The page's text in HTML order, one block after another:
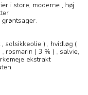
i store, moderne , høj
, solsikkeolie ) , hvidløg (
rosmarin ( 3 % ) , salvie,
ekstrakt